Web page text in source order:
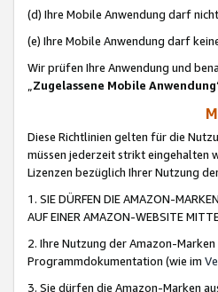
(d) Ihre Mobile Anwendung darf
(e) Ihre Mobile Anwendung darf
Wir prüfen Ihre Anwendung und
„Zugelassene Mobile Anwendung
Diese Richtlinien gelten für die
müssen jederzeit strikt eingehalten
Lizenzen bezüglich Ihrer Nutzung
1. SIE DÜRFEN DIE AMAZON-
AUF EINER AMAZON-WEBSITE
2. Ihre Nutzung der Amazon-
Programmdokumentation (wie im
3. Sie dürfen die Amazon-Marken